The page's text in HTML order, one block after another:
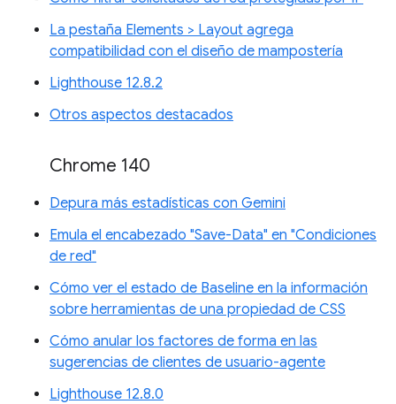
La pestaña Elements > Layout agrega
compatibilidad con el diseño de mampostería
Lighthouse 12.8.2
Otros aspectos destacados
Chrome 140
Depura más estadísticas con Gemini
Emula el encabezado "Save-Data" en "Condiciones
de red"
Cómo ver el estado de Baseline en la información
sobre herramientas de una propiedad de CSS
Cómo anular los factores de forma en las
sugerencias de clientes de usuario-agente
Lighthouse 12.8.0